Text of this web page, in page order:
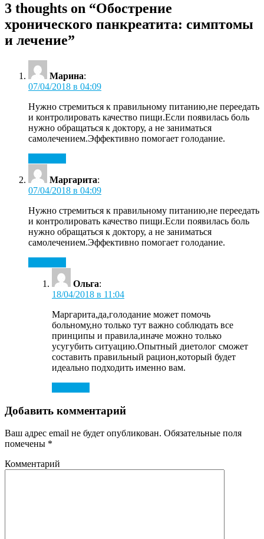
3 thoughts on “Обострение
хронического панкреатита: симптомы
и лечение”
Марина:
07/04/2018 в 04:09
Нужно стремиться к правильному питанию,не переедать
и контролировать качество пищи.Если появилась боль
нужно обращаться к доктору, а не заниматься
самолечением.Эффективно помогает голодание.
Маргарита:
07/04/2018 в 04:09
Нужно стремиться к правильному питанию,не переедать
и контролировать качество пищи.Если появилась боль
нужно обращаться к доктору, а не заниматься
самолечением.Эффективно помогает голодание.
Ольга:
18/04/2018 в 11:04
Маргарита,да,голодание может помочь
больному,но только тут важно соблюдать все
принципы и правила,иначе можно только
усугубить ситуацию.Опытный диетолог сможет
составить правильный рацион,который будет
идеально подходить именно вам.
Добавить комментарий
Ваш адрес email не будет опубликован. Обязательные поля
помечены *
Комментарий